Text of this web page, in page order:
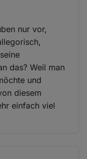
nur vor,
das? Weil man
und
diesem
einfach viel